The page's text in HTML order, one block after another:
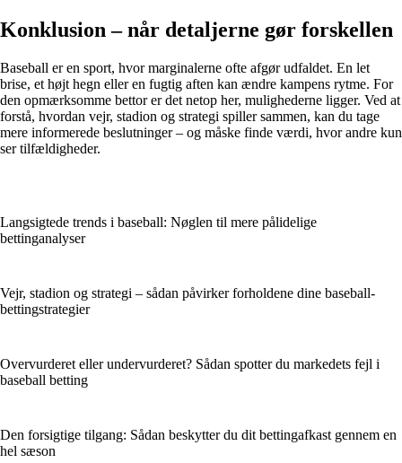
Konklusion – når detaljerne gør forskellen
Baseball er en sport, hvor marginalerne ofte afgør udfaldet. En let
brise, et højt hegn eller en fugtig aften kan ændre kampens rytme. For
den opmærksomme bettor er det netop her, mulighederne ligger. Ved at
forstå, hvordan vejr, stadion og strategi spiller sammen, kan du tage
mere informerede beslutninger – og måske finde værdi, hvor andre kun
ser tilfældigheder.
Langsigtede trends i baseball: Nøglen til mere pålidelige
bettinganalyser
Vejr, stadion og strategi – sådan påvirker forholdene dine baseball-
bettingstrategier
Overvurderet eller undervurderet? Sådan spotter du markedets fejl i
baseball betting
Den forsigtige tilgang: Sådan beskytter du dit bettingafkast gennem en
hel sæson